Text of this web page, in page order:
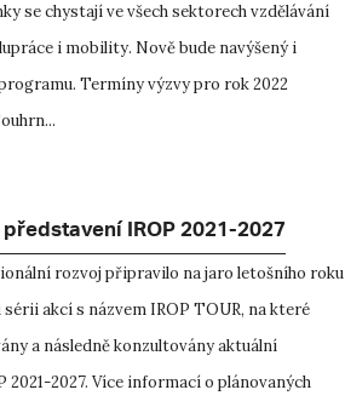
se chystají ve všech sektorech vzdělávání
i mobility. Nově bude navýšený i
Termíny výzvy pro rok 2022
představení IROP 2021-2027
rozvoj připravilo na jaro letošního roku
akcí s názvem IROP TOUR, na které
a následně konzultovány aktuální
2021-2027. Více informací o plánovaných